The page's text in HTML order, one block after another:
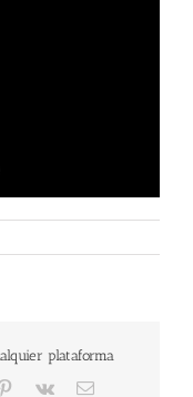
plataforma
Pinterest
Vk
Correo